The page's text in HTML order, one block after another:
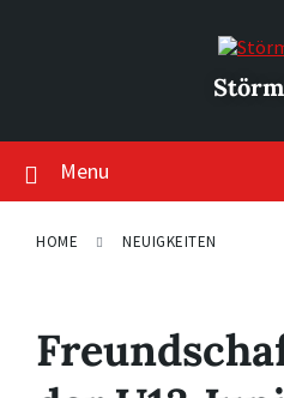
Menu
HOME NEUIGKEITEN